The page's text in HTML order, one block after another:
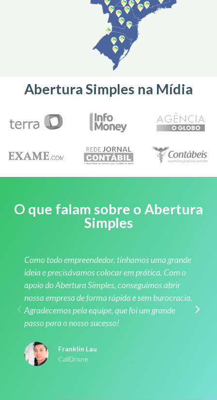
Abertura Simples na Mídia
O que falam sobre o Abertura
Simples
Como todo empreendedor, tínhamos uma grande
ideia e precisávamos colocar em prática. Com o
apoio do Abertura Simples, conseguimos abrir
nossa empresa de forma rápida e sem burocracia.
Agradecemos pela equipe, que foi um grande
passo para o nosso sucesso!
Franklin Lau
CallDrone